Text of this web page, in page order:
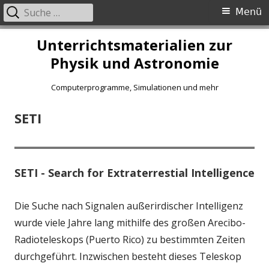
Unterrichtsmaterialien zur
Physik und Astronomie
Computerprogramme, Simulationen und mehr
Primäres
Menü
Menü
Suche
nach:
SETI
SETI - Search for Extraterrestial Intelligence
Die Suche nach Signalen außerirdischer Intelligenz
wurde viele Jahre lang mithilfe des großen Arecibo-
Radioteleskops (Puerto Rico) zu bestimmten Zeiten
durchgeführt. Inzwischen besteht dieses Teleskop